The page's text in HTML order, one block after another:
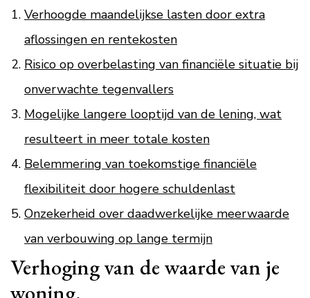
Verhoogde maandelijkse lasten door extra
aflossingen en rentekosten
Risico op overbelasting van financiële situatie bij
onverwachte tegenvallers
Mogelijke langere looptijd van de lening, wat
resulteert in meer totale kosten
Belemmering van toekomstige financiële
flexibiliteit door hogere schuldenlast
Onzekerheid over daadwerkelijke meerwaarde
van verbouwing op lange termijn
Verhoging van de waarde van je
woning.